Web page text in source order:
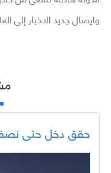
وايصال جديد الاخبار إلى
حقق دخل حتى نصف